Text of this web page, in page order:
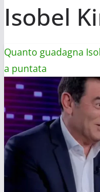
Isobel
Quanto guadagna
a puntata